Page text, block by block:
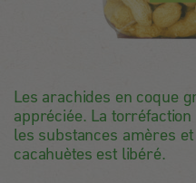
Les arachides en coque
appréciée. La
les substances amères
cacahuètes est libéré.